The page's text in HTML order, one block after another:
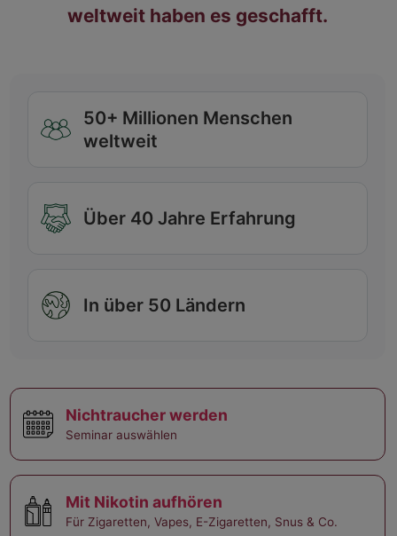
weltweit haben es geschafft.
50+ Millionen Menschen
weltweit
Über 40 Jahre Erfahrung
In über 50 Ländern
Nichtraucher werden
Seminar auswählen
Mit Nikotin aufhören
Für Zigaretten, Vapes, E-Zigaretten, Snus & Co.